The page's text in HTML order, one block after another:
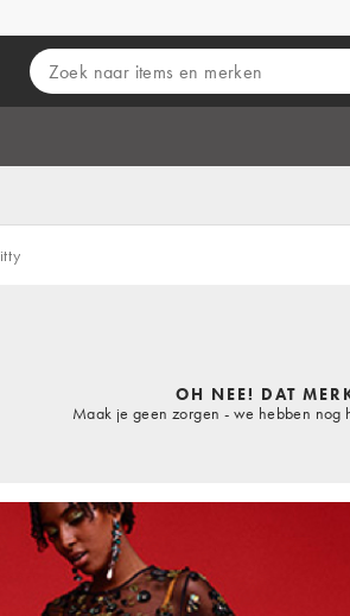
OH NEE! DAT
Maak je geen zorgen - we hebben